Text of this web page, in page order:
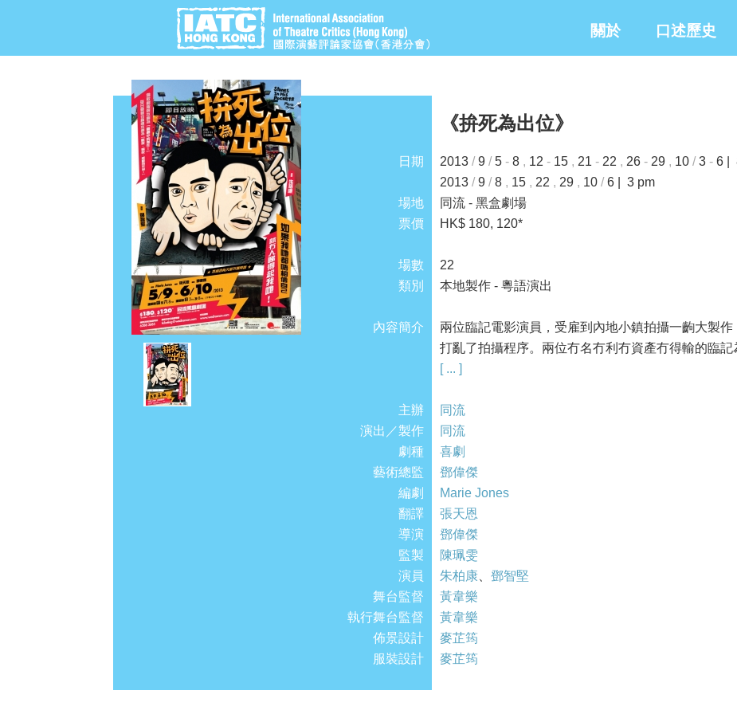
關於 口述歷史
《拚死為出位》
日期 2013 /9 /5 - 8 , 12 - 15 , 21 - 22 , 26 - 29 , 10 /3 - 6 |
2013 /9 /8 , 15 , 22 , 29 , 10 /6 | 3 pm
場地
同流 - 黑盒劇場
票價
HK$ 180, 120*
場數
22
類別
本地製作 - 粵語演出
內容簡介
兩位臨記電影演員，受雇到內地小鎮拍攝一齣大製
打亂了拍攝程序。兩位冇名冇利冇資產冇得輸的臨
劇本，表面上把悲傷化為喜劇，暗地裡將臨記變成
人生，笑有出頭天。
兩名演員演活全劇15個角色，本劇曾在全球20多個
言。倫敦郵報評本劇為「喜劇中的傑作！」 每日郵
作品！」
[ ... ]
主辦
同流
演出／製作
同流
劇種
喜劇
藝術總監
鄧偉傑
編劇
Marie Jones
翻譯
張天恩
導演
鄧偉傑
監製
陳珮雯
演員
朱柏康
鄧智堅
舞台監督
黃韋樂
執行舞台監督
黃韋樂
佈景設計
麥芷筠
服裝設計
麥芷筠